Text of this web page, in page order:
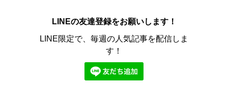
LINEの友達登録をお願いします！
LINE限定で、毎週の人気記事を配信しま
す！